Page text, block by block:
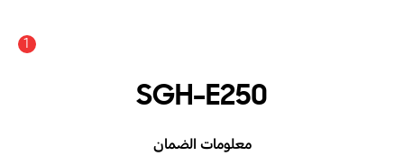
1
SGH-E250
معلومات الضمان